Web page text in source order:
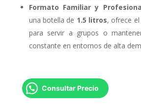
Formato Familiar y
una botella de 1.5 litros, ofrece
para servir a grupos o
constante en entornos de alta
Consultar Precio